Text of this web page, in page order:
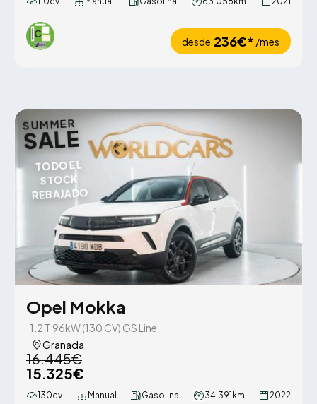
desde 236€* /mes
SUMMER
SALE
TODO EL
STOCK
REBAJADO
Opel Mokka
1.2 T 96kW (130 CV) GS Line
Granada
16.445€
15.325€
130cv Manual Gasolina 34.391km 2022